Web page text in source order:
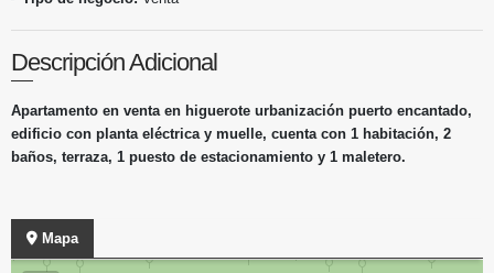
Descripción Adicional
Apartamento en venta en higuerote urbanización puerto encantado,
edificio con planta eléctrica y muelle, cuenta con 1 habitación, 2
baños, terraza, 1 puesto de estacionamiento y 1 maletero.
Mapa